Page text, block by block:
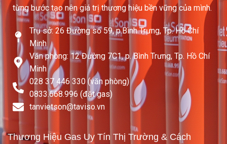
từng bước tạo nên giá trị thương hiệu bền vững của mình.
Trụ sở: 26 Đường số 59, p.Bình Trưng, Tp. Hồ Chí
Minh
Văn phòng: 12 Đường 7C1, p. Bình Trưng, Tp. Hồ Chí
Minh
028 37 446 330 (văn phòng)
0833.668.996 (đặt gas)
tanvietson@taviso.vn​
Thương Hiệu Gas Uy Tín Thị Trường & Cách